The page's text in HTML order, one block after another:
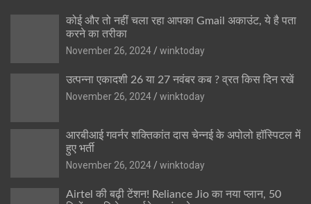
कोई और तो नहीं चला रहा आपका Gmail अकाउंट, ये है पता
करने का तरीका
November 26, 2024
winktoday
उत्पन्ना एकादशी 26 या 27 नवंबर कब ? व्रत किस दिन रखें
November 26, 2024
winktoday
आरबीआई गवर्नर शक्तिकांत दास चेन्नई के अपोलो हॉस्पिटल में
हुए भर्ती
November 26, 2024
winktoday
Airtel की बढ़ी टेंशन! Reliance Jio का नया प्लान, 50